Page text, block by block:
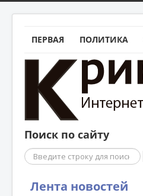
ПЕРВАЯ ПОЛИТИКА
Поиск по сайту
Поиск
Лента новостей